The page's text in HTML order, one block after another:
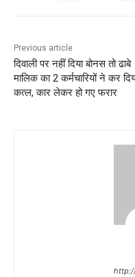
Previous article
दिवाली पर नहीं दिया बोनस तो ढाबे
मालिक का 2 कर्मचारियों ने कर
कत्ल, कार लेकर हो गए फरार